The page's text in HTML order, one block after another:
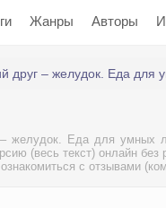
Жанры Авторы
друг – желудок. Еда для
желудок. Еда для умных
(весь текст) онлайн без
с отзывами